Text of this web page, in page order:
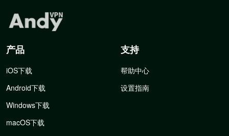
产品
iOS下载
Android下载
Windows下载
macOS下载
支持
帮助中心
设置指南